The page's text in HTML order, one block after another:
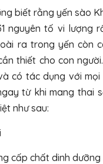
biết rằng yến sào
nguyên tố vi lượng
ra trong yến còn
thiết cho con
có tác dụng với mọi
từ khi mang thai
như sau:
cấp chất dinh